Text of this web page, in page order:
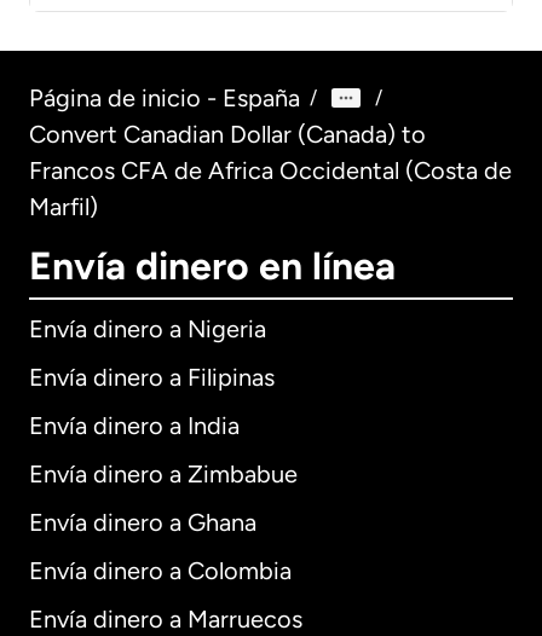
Página de inicio - España / /
Convert Canadian Dollar (Canada) to
Francos CFA de Africa Occidental (Costa de
Marfil)
Envía dinero en línea
Envía dinero a Nigeria
Envía dinero a Filipinas
Envía dinero a India
Envía dinero a Zimbabue
Envía dinero a Ghana
Envía dinero a Colombia
Envía dinero a Marruecos